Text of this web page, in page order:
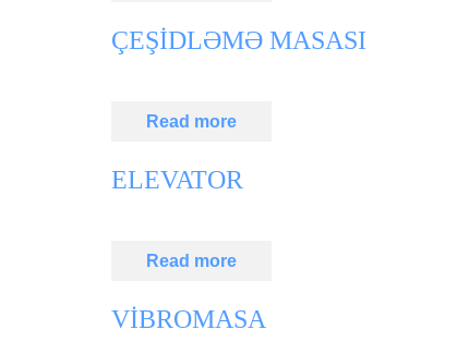
ÇEŞİDLƏMƏ MASASI
Read more
ELEVATOR
Read more
VİBROMASA